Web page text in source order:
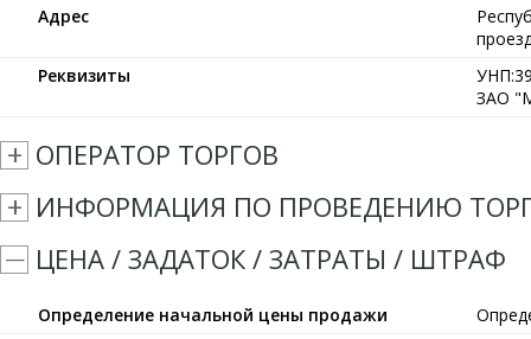
Адрес
Реквизиты
ЗАО
ОПЕРАТОР ТОРГОВ
ИНФОРМАЦИЯ ПО ПРОВЕДЕНИЮ
ЦЕНА / ЗАДАТОК / ЗАТРАТЫ / ШТРАФ
Определение начальной цены продажи